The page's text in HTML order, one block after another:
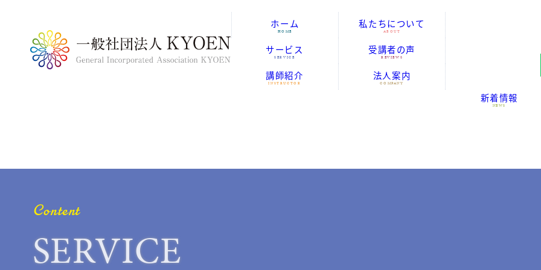
ホーム
HOME
私たちについて
ABOUT
サービス
SERVICE
受講者の声
REVIEWS
講師紹介
INSTRUCTOR
法人案内
COMPANY
新着情報
NEWS
Content
SERVICE